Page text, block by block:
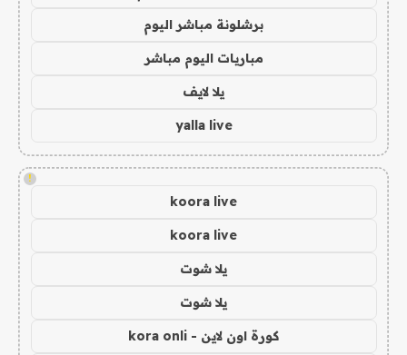
برشلونة مباشر اليوم
مباريات اليوم مباشر
يلا لايف
yalla live
!
koora live
koora live
يلا شوت
يلا شوت
كورة اون لاين - kora onli